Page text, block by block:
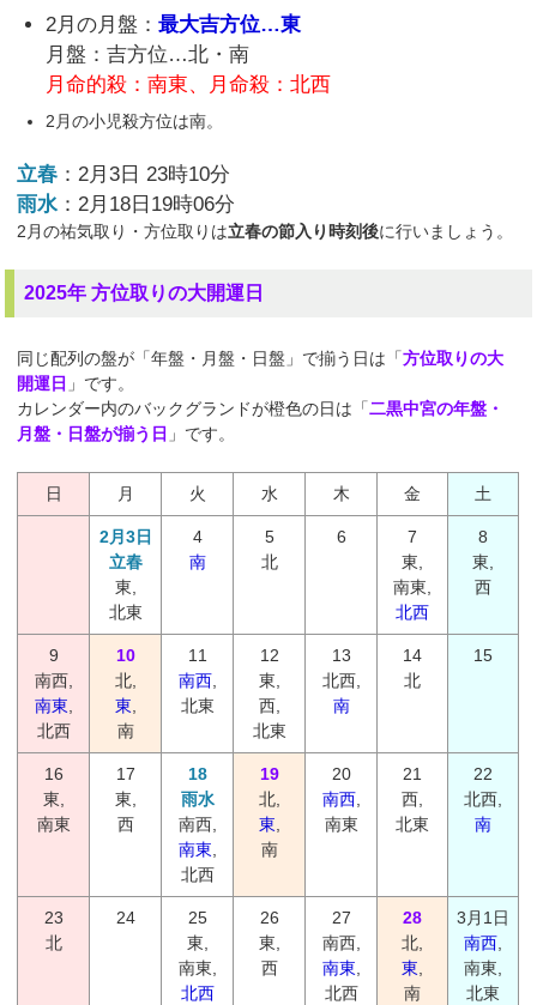
2月の月盤：最大吉方位…東
月盤：吉方位…北・南
月命的殺：南東、月命殺：北西
2月の小児殺方位は南。
立春 ：2月3日 23時10分
雨水 ：2月18日19時06分
2月の祐気取り・方位取りは立春の節入り時刻後に行いましょう。
2025年 方位取りの大開運日
同じ配列の盤が「年盤・月盤・日盤」で揃う日は「方位取りの大
開運日 」です。
カレンダー内のバックグランドが橙色の日は「二黒中宮の年盤・
月盤・日盤が揃う日 」です。
日 月 火 水 木 金 土
2月3日
立春
東,
北東
4
南
5
北
6
7
東,
南東,
北西
8
東,
西
9
南西,
南東
北西
10
北,
東
南
11
南西,
北東
12
東,
西,
北東
13
北西,
南
14
北
15
16
東,
南東
17
東,
西
18
雨水
南西,
南東
北西
19
北,
東
南
20
南西,
南東
21
西,
北東
22
北西,
南
23
北
24
25
東,
南東,
北西
26
東,
西
27
南西,
南東
北西
28
北,
東
南
3月1日
南西
南東,
北東